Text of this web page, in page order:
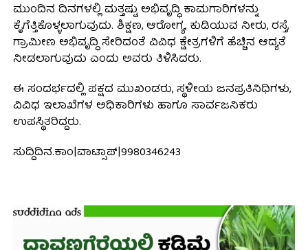
ಮುಂದಿನ ದಿನಗಳಲ್ಲಿ ಮತ್ತಷ್ಟು ಅಭಿವೃದ್ಧಿ ಕಾಮಗಾರಿಗಳನ್ನು
ಕೈಗೆತ್ತಿಕೊಳ್ಳಲಾಗುವುದು. ಶಿಕ್ಷಣ, ಆರೋಗ್ಯ, ಕುಡಿಯುವ ನೀರು, ರಸ್ತೆ,
ಗ್ರಾಮೀಣ ಅಭಿವೃದ್ಧಿ ಸೇರಿದಂತೆ ವಿವಿಧ ಕ್ಷೇತ್ರಗಳಿಗೆ ಹೆಚ್ಚಿನ ಆದ್ಯತೆ
ನೀಡಲಾಗುವುದು ಎಂದು ಅವರು ತಿಳಿಸಿದರು.
ಈ ಸಂದರ್ಭದಲ್ಲಿ ಪಕ್ಷದ ಮುಖಂಡರು, ಸ್ಥಳೀಯ ಜನಪ್ರತಿನಿಧಿಗಳು,
ವಿವಿಧ ಇಲಾಖೆಗಳ ಅಧಿಕಾರಿಗಳು ಹಾಗೂ ಸಾರ್ವಜನಿಕರು
ಉಪಸ್ಥಿತರಿದ್ದರು.
ಸುದ್ದಿದಿನ.ಕಾಂ|ವಾಟ್ಸಾಪ್|9980346243